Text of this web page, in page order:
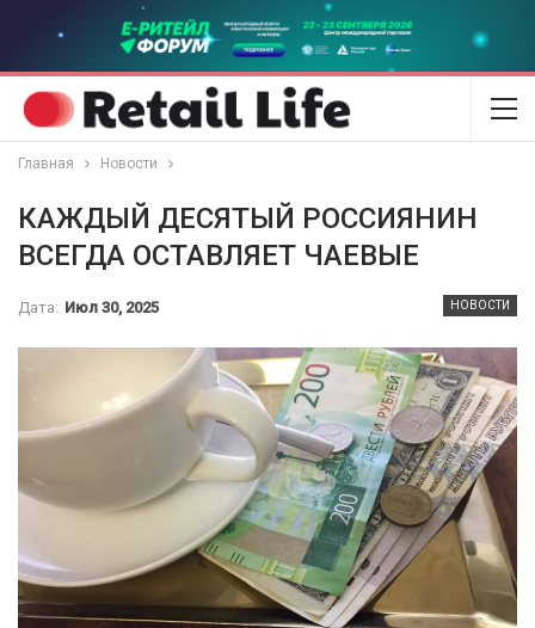
Главная Новости
КАЖДЫЙ ДЕСЯТЫЙ РОССИЯНИН
ВСЕГДА ОСТАВЛЯЕТ ЧАЕВЫЕ
НОВОСТИ
Дата: Июл 30, 2025